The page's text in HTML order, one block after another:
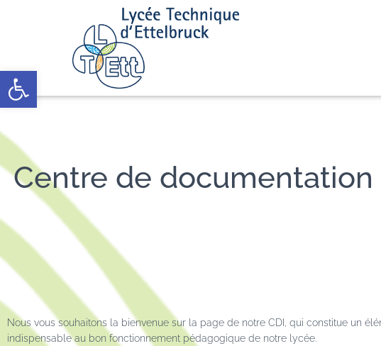
Open toolbar
Centre de documentation
Nous vous souhaitons la bienvenue sur la page de notre CDI, qui constitue un
indispensable au bon fonctionnement pédagogique de notre lycée.